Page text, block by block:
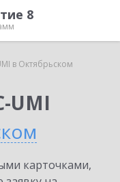
8
в Октябрьском
UMI
карточками,